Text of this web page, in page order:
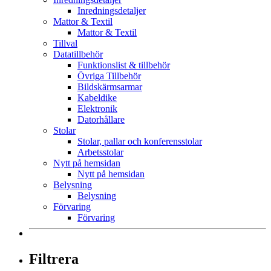
Inredningsdetaljer
Mattor & Textil
Mattor & Textil
Tillval
Datatillbehör
Funktionslist & tillbehör
Övriga Tillbehör
Bildskärmsarmar
Kabeldike
Elektronik
Datorhållare
Stolar
Stolar, pallar och konferensstolar
Arbetsstolar
Nytt på hemsidan
Nytt på hemsidan
Belysning
Belysning
Förvaring
Förvaring
Filtrera